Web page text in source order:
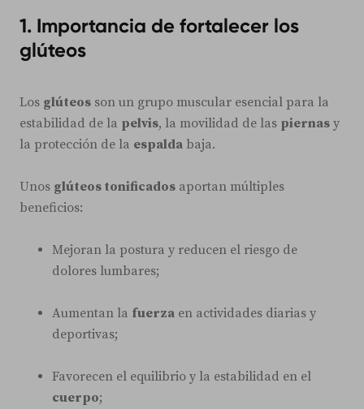
1. Importancia de fortalecer los
glúteos
Los glúteos son un grupo muscular esencial para la
estabilidad de la pelvis, la movilidad de las piernas y
la protección de la espalda baja.
Unos glúteos tonificados aportan múltiples
beneficios:
Mejoran la postura y reducen el riesgo de
dolores lumbares;
Aumentan la fuerza en actividades diarias y
deportivas;
Favorecen el equilibrio y la estabilidad en el
cuerpo;